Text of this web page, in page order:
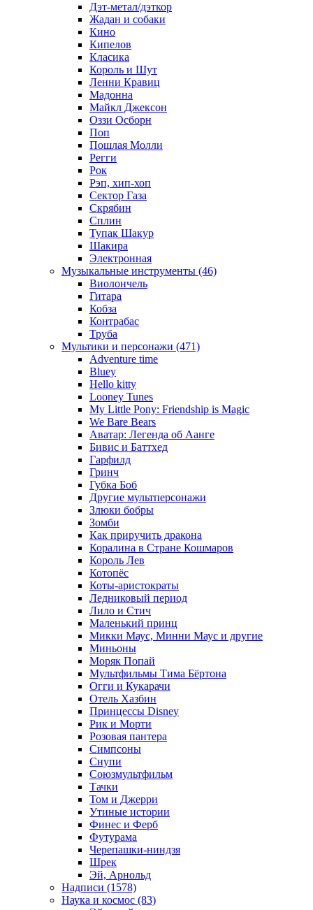
Дэт-метал/дэткор
Жадан и собаки
Кино
Кипелов
Класика
Король и Шут
Ленни Кравиц
Мадонна
Майкл Джексон
Оззи Осборн
Поп
Пошлая Молли
Регги
Рок
Рэп, хип-хоп
Сектор Газа
Скрябин
Сплин
Тупак Шакур
Шакира
Электронная
Музыкальные инструменты (46)
Виолончель
Гитара
Кобза
Контрабас
Труба
Мультики и персонажи (471)
Adventure time
Bluey
Hello kitty
Looney Tunes
My Little Pony: Friendship is Magic
We Bare Bears
Аватар: Легенда об Аанге
Бивис и Баттхед
Гарфилд
Гринч
Губка Боб
Другие мультперсонажи
Злюки бобры
Зомби
Как приручить дракона
Коралина в Стране Кошмаров
Король Лев
Котопёс
Коты-аристократы
Ледниковый период
Лило и Стич
Маленький принц
Микки Маус, Минни Маус и другие
Миньоны
Моряк Попай
Мультфильмы Тима Бёртона
Огги и Кукарачи
Отель Хазбин
Принцессы Disney
Рик и Морти
Розовая пантера
Симпсоны
Снупи
Союзмультфильм
Тачки
Том и Джерри
Утиные истории
Финес и Ферб
Футурама
Черепашки-ниндзя
Шрек
Эй, Арнольд
Надписи (1578)
Наука и космос (83)